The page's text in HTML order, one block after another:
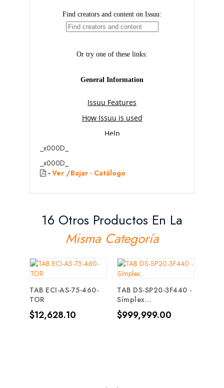
_x000D_
_x000D_
- Ver /Bajar - Catálogo
16 Otros Productos En La
Misma Categoría
TAB ECI-AS-75-460-
TOR
Precio
$12,628.10
TAB DS-SP20-3F440 -
Símplex...
Precio
$999,999.00